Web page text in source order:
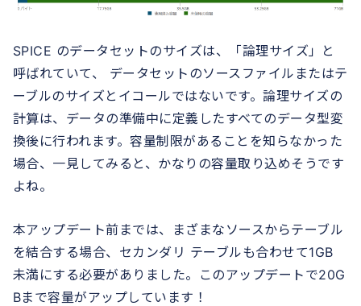
SPICE のデータセットのサイズは、「論理サイズ」と
呼ばれていて、 データセットのソースファイルまたはテ
ーブルのサイズとイコールではないです。論理サイズの
計算は、データの準備中に定義したすべてのデータ型変
換後に行われます。容量制限があることを知らなかった
場合、一見してみると、かなりの容量取り込めそうです
よね。
本アップデート前までは、まざまなソースからテーブル
を結合する場合、セカンダリ テーブルも合わせて1GB
未満にする必要がありました。このアップデートで20G
Bまで容量がアップしています！